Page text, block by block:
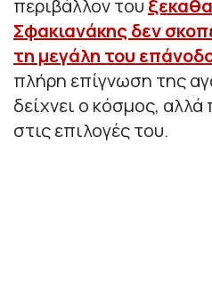
περιβάλλον του
Σφακιανάκης δεν
τη μεγάλη του
πλήρη επίγνωση της
δείχνει ο κόσμος,
στις επιλογές του.